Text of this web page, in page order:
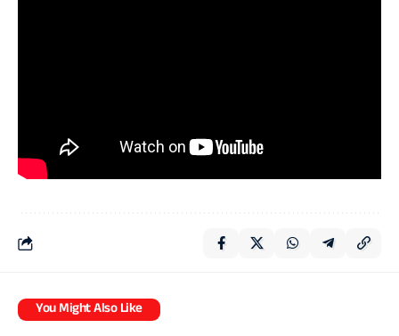
You Might Also Like